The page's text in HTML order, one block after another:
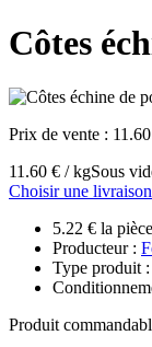
Côtes
Prix de vente :
11.60 € / kgSous
Choisir une livraison
5.22 € la pièce
Producteur :
Type produit
Produit